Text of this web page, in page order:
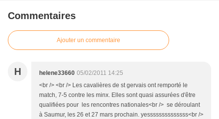
Commentaires
Ajouter un commentaire
H helene33660 05/02/2011 14:25
<br /> <br /> Les cavalières de st gervais ont remporté le
match, 7-5 contre les minx. Elles sont quasi assurées d'être
qualifiées pour les rencontres nationales<br /> se déroulant
à Saumur, les 26 et 27 mars prochain. yessssssssssssss<br />